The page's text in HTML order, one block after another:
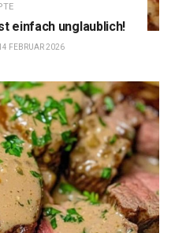
einfach unglaublich!
FEBRUAR 2026